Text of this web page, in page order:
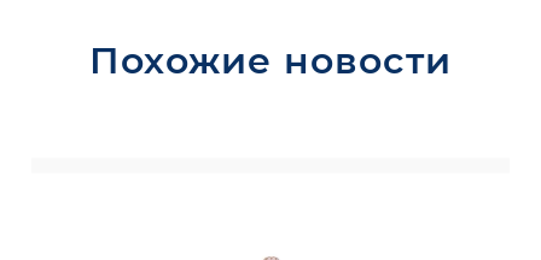
Похожие новости